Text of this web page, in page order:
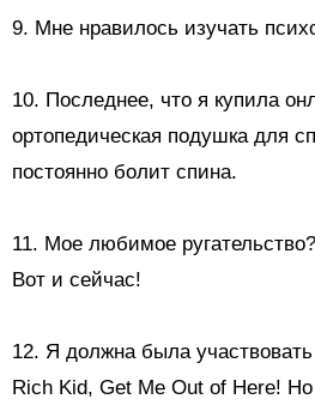
9. Мне нравилось изучать
10. Последнее, что я купила
ортопедическая подушка для
постоянно болит спина.
11. Мое любимое
Вот и сейчас!
12. Я должна была
Rich Kid, Get Me Out of Here!